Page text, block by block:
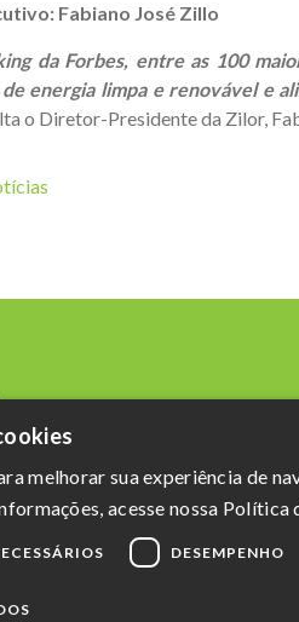
Fabiano José Zillo
da Forbes, entre as 100
energia limpa e renovável e
o Diretor-Presidente da Zilor,
melhorar sua experiência de
acesse nossa Política
DESEMPENHO